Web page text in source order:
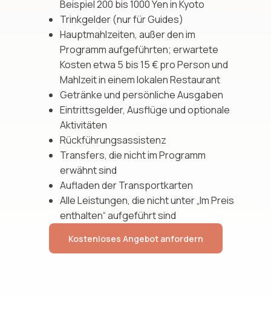
Beispiel 200 bis 1000 Yen in Kyoto
Trinkgelder (nur für Guides)
Hauptmahlzeiten, außer den im
Programm aufgeführten; erwartete
Kosten etwa 5 bis 15 € pro Person und
Mahlzeit in einem lokalen Restaurant
Getränke und persönliche Ausgaben
Eintrittsgelder, Ausflüge und optionale
Aktivitäten
Rückführungsassistenz
Transfers, die nicht im Programm
erwähnt sind
Aufladen der Transportkarten
Alle Leistungen, die nicht unter „Im Preis
enthalten“ aufgeführt sind
Kostenloses Angebot anfordern